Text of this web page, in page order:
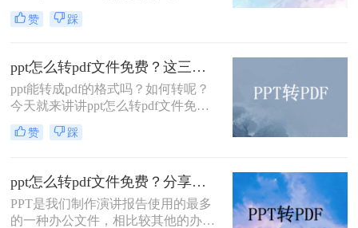
户轻松完成这一任务。
PDF（Portable Document Format，可
移植文档格式）是两种广泛使用的文
重要作用。PPT因其强大的演示功能
而备受青睐，而PDF则以其良好的兼
容性和稳定性，在文件共享、打印和
归档方面表现出色。因此，将PPT转
换成PDF成为许多用户在工作和学习
中的常见需求。本文将详细介绍如何
一些实用技巧。
赞 踩
ppt怎么转pdf文件免费？这三种方法，我给满分！
ppt能转成pdf的格式吗？如何转呢？
今天就来讲讲ppt怎么转pdf文件免
费，看看是如何完成的，当我们制作
好一份文档时，想要分享但是又不想
很好的法子，但是很多朋友不知道怎
么#other#，今天小编就来教大家一
招。
赞 踩
ppt怎么转pdf文件免费？分享三种方法，1分钟轻松解决！
PPT是我们制作演讲报告使用的最多
的一种办公文件，相比较其他的办公